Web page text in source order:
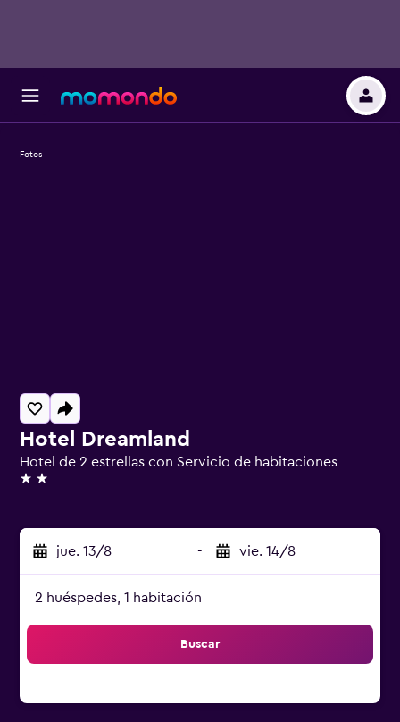
Hotel Dreamland
Hotel de 2 estrellas con Servicio de habitaciones
2 estrellas
jue. 13/8 - vie. 14/8
2 huéspedes, 1 habitación
Buscar
Fotos